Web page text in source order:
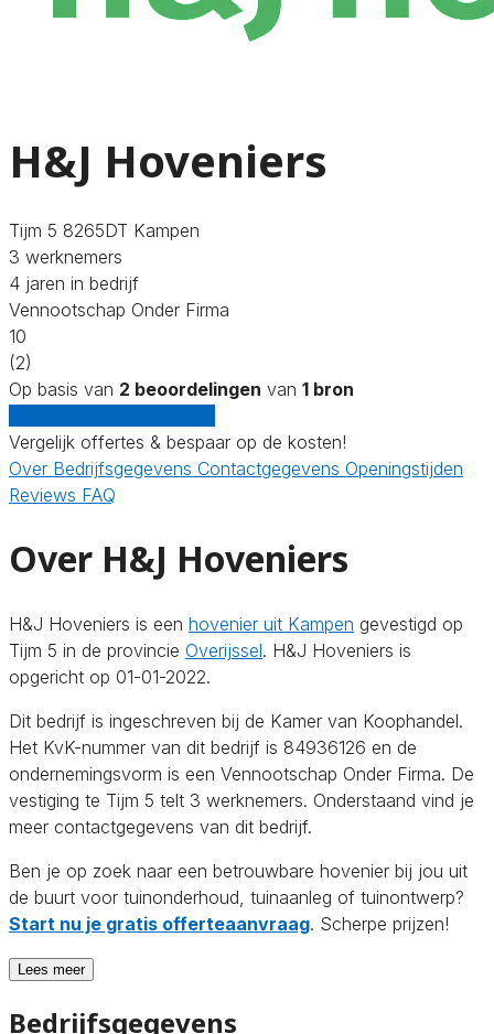
H&J Hoveniers
Tijm 5 8265DT Kampen
3 werknemers
4 jaren in bedrijf
Vennootschap Onder Firma
10
(2)
Op basis van 2 beoordelingen van 1 bron
Vergelijk offertes & bespaar op de kosten!
Over Bedrijfsgegevens Contactgegevens Openingstijden
Reviews FAQ
Over H&J Hoveniers
H&J Hoveniers is een hovenier uit Kampen gevestigd op
Tijm 5 in de provincie Overijssel. H&J Hoveniers is
opgericht op 01-01-2022.
Dit bedrijf is ingeschreven bij de Kamer van Koophandel.
Het KvK-nummer van dit bedrijf is 84936126 en de
ondernemingsvorm is een Vennootschap Onder Firma. De
vestiging te Tijm 5 telt 3 werknemers. Onderstaand vind je
meer contactgegevens van dit bedrijf.
Ben je op zoek naar een betrouwbare hovenier bij jou uit
de buurt voor tuinonderhoud, tuinaanleg of tuinontwerp?
Start nu je gratis offerteaanvraag. Scherpe prijzen!
Lees meer
Bedrijfsgegevens